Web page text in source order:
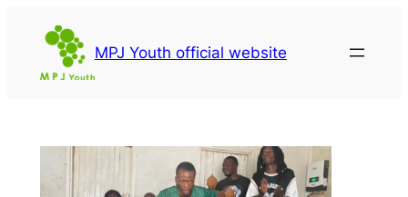
MPJ Youth official website